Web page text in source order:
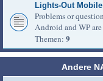
Lights-Out Mobile
Problems or
Android and WP
Themen: 9
Andere